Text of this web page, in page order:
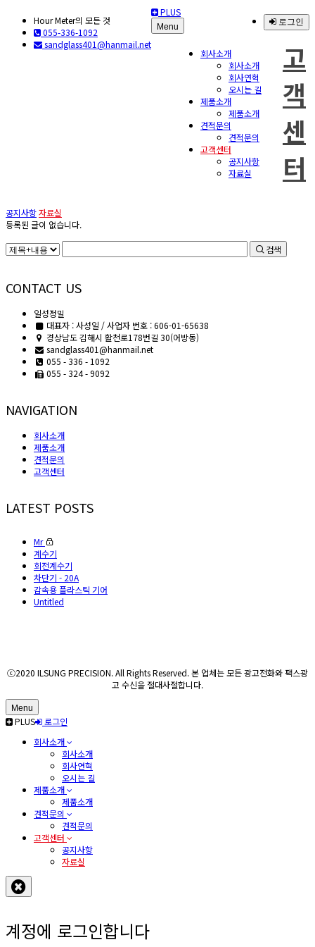
Hour Meter의 모든 것
055-336-1092
sandglass401@hanmail.net
로그인
PLUS
Menu
회사소개
회사소개
회사연혁
오시는 길
제품소개
제품소개
견적문의
견적문의
고객센터
공지사항
자료실
고
객
센
터
공지사항자료실
등록된 글이 없습니다.
검색
CONTACT US
일성정밀
대표자 : 사성일 / 사업자 번호 : 606-01-65638
경상남도 김해시 활천로178번길 30(어방동)
sandglass401@hanmail.net
055 - 336 - 1092
055 - 324 - 9092
NAVIGATION
회사소개
제품소개
견적문의
고객센터
LATEST POSTS
Mr
계수기
회전계수기
차단기 - 20A
감속용 플라스틱 기어
Untitled
ⓒ2020 ILSUNG PRECISION. All Rights Reserved. 본 업체는 모든 광고전화와 팩스광
고 수신을 절대사절합니다.
Menu
PLUS
로그인
회사소개
회사소개
회사연혁
오시는 길
제품소개
제품소개
견적문의
견적문의
고객센터
공지사항
자료실
계정에 로그인합니다